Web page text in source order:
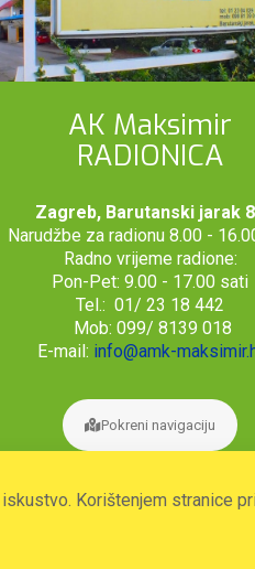
AK Maksimir
RADIONICA
Zagreb, Barutanski jarak
Narudžbe za radionu 8.00 -
Radno vrijeme radione:
Pon-Pet: 9.00 - 17.00 sati
Tel.: 01/ 23 18 442
Mob: 099/ 8139 018
E-mail: info@amk-
Pokreni navigaciju
2026. © Autoklub Maksimir
Korištenjem stranice